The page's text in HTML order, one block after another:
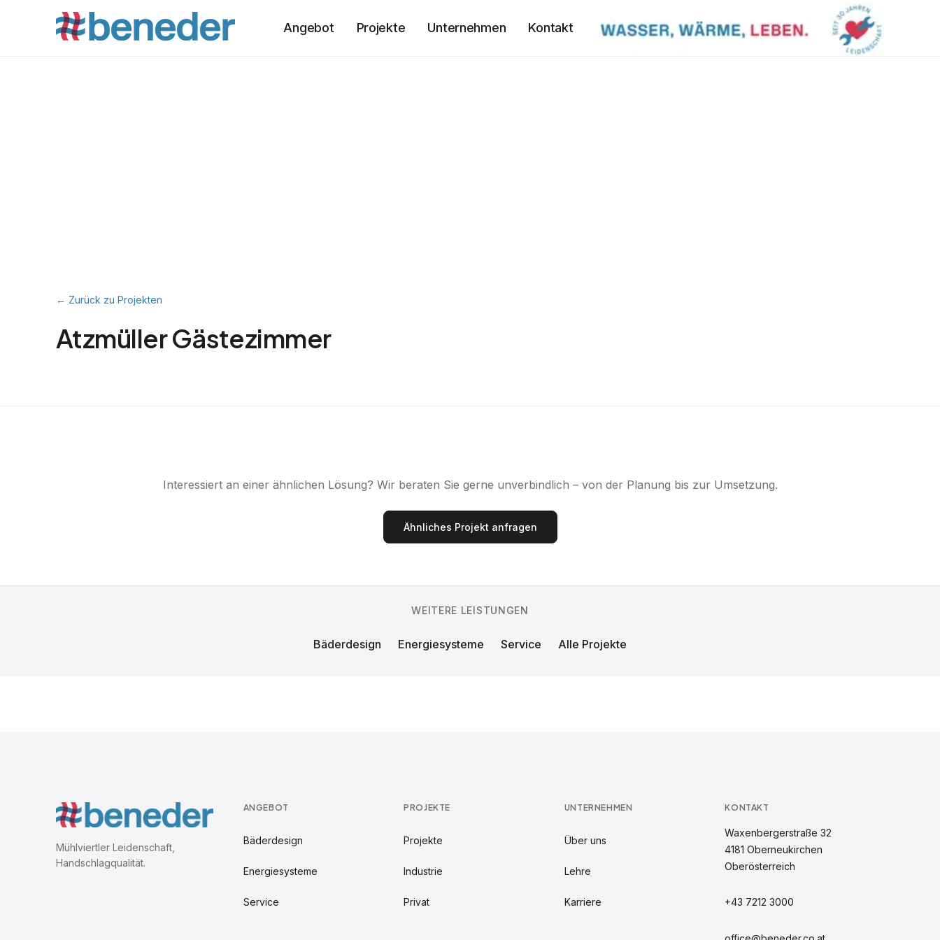
Angebot Projekte Unternehmen Kontakt
← Zurück zu Projekten
Atzmüller Gästezimmer
Interessiert an einer ähnlichen Lösung? Wir beraten Sie gerne unverbindlich – von der Planung bis zur Umsetzung.
Ähnliches Projekt anfragen
WEITERE LEISTUNGEN
Bäderdesign Energiesysteme Service Alle Projekte
Mühlviertler Leidenschaft,
Handschlagqualität.
ANGEBOT
Bäderdesign
Energiesysteme
Service
PROJEKTE
Projekte
Industrie
Privat
UNTERNEHMEN
Über uns
Lehre
Karriere
KONTAKT
Waxenbergerstraße 32
4181 Oberneukirchen
Oberösterreich
+43 7212 3000